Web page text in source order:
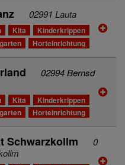
02991 Lauta
Kita
Kinderkrippen
Horteinrichtung
02994 Bernsd
Kita
Kinderkrippen
Horteinrichtung
Schwarzkollm
0